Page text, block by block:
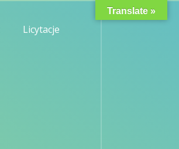
Licytacje
Translate »